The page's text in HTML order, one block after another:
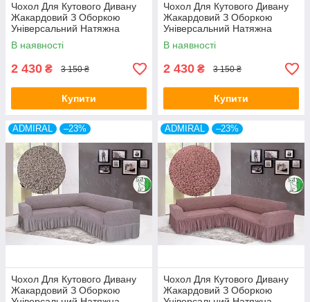
Чохол Для Кутового Дивану
Жакардовий З Оборкою
Універсальний Натяжна
медовий Venera
В наявності
2 430 ₴ 3 150 ₴
Купити
Чохол Для Кутового Дивану
Жакардовий З Оборкою
Універсальний Натяжна
молочний Venera
В наявності
2 430 ₴ 3 150 ₴
Купити
ADMIRAL –23%
Чохол Для Кутового Дивану
Жакардовий З Оборкою
ADMIRAL –23%
Чохол Для Кутового Дивану
Жакардовий З Оборкою